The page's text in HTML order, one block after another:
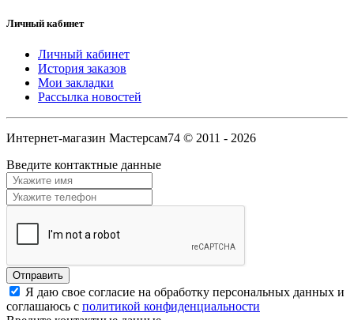
Личный кабинет
Личный кабинет
История заказов
Мои закладки
Рассылка новостей
Интернет-магазин Мастерсам74 © 2011 - 2026
Введите контактные данные
Я даю свое согласие на обработку персональных данных и
соглашаюсь с политикой конфиденциальности